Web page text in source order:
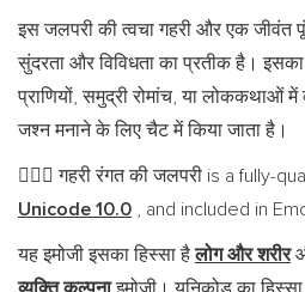
इस जलपरी की त्वचा गहरी और एक जीवंत
सुंदरता और विविधता का प्रतीक है।
प्राणियों, समुद्री रोमांच, या लोककथाओं में
जश्न मनाने के लिए चैट में किया जाता है।
🧜🏿‍♀️ गहरी रंगत की जलपरी is a fully-
Unicode 10.0 , and included in
यह इमोजी इसका हिस्सा हैलोग और शरीर